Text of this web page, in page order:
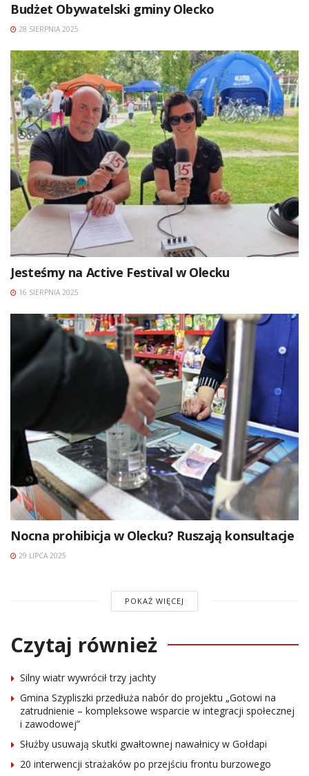
Budżet Obywatelski gminy Olecko
28 SIERPNIA 2025
Jesteśmy na Active Festival w Olecku
16 SIERPNIA 2025
Nocna prohibicja w Olecku? Ruszają konsultacje
29 LIPCA 2025
POKAŻ WIĘCEJ
Czytaj również
Silny wiatr wywrócił trzy jachty
Gmina Szypliszki przedłuża nabór do projektu „Gotowi na
zatrudnienie – kompleksowe wsparcie w integracji społecznej
i zawodowej”
Służby usuwają skutki gwałtownej nawałnicy w Gołdapi
20 interwencji strażaków po przejściu frontu burzowego